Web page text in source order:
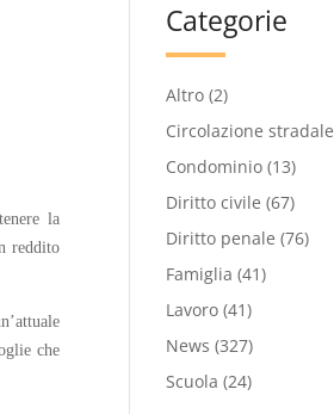
la
reddito
che
Categorie
Altro (2)
Circolazione stradale
Condominio (13)
Diritto civile (67)
Diritto penale (76)
Famiglia (41)
Lavoro (41)
News (327)
Scuola (24)